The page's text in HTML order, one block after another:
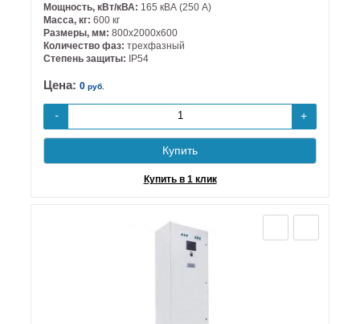
Мощность, кВт/кВА: 165 кВА (250 А)
Масса, кг: 600 кг
Размеры, мм: 800х2000х600
Количество фаз: трехфазный
Степень защиты:
IP54
Цена: 0 руб.
- +
Купить
Купить в 1 клик